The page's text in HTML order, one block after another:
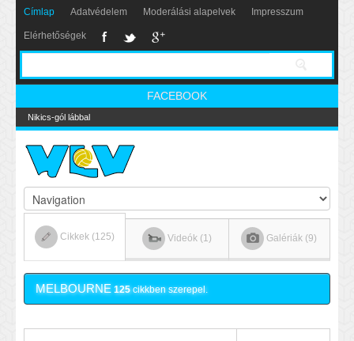
Címlap Adatvédelem Moderálási alapelvek Impresszum
Elérhetőségek
FACEBOOK
Nikics-gól lábbal
Cikkek (125) Videók (1) Galériák (9)
MELBOURNE 125cikkben szerepel.